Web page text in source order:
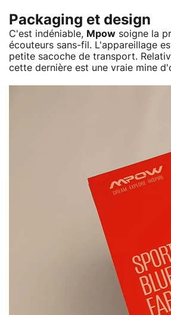
Packaging et design
C'est indéniable, Mpow soigne la
écouteurs sans-fil. L'appareillage
petite sacoche de transport.
cette dernière est une vraie mine